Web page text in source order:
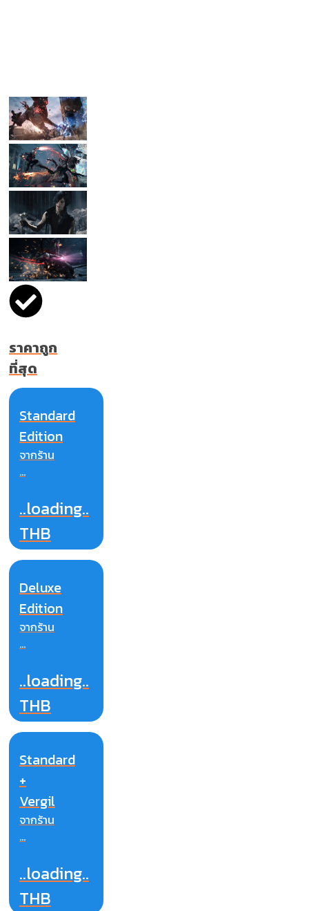
ราคาถูก
ที่สุด
Standard
Edition
จากร้าน
...
..loading..
THB
Deluxe
Edition
จากร้าน
...
..loading..
THB
Standard
+
Vergil
จากร้าน
...
..loading..
THB